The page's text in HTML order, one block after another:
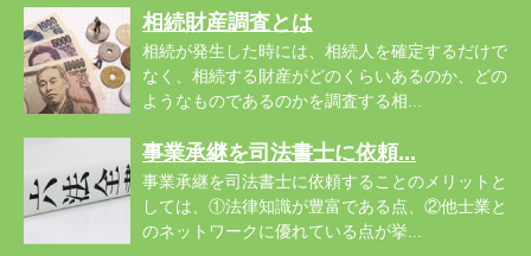
相続財産調査とは
相続が発生した時には、相続人を確定するだけで
なく、相続する財産がどのくらいあるのか、どの
ようなものであるのかを調査する相...
事業承継を司法書士に依頼...
事業承継を司法書士に依頼することのメリットと
しては、①法律知識が豊富である点、②他士業と
のネットワークに優れている点が挙...